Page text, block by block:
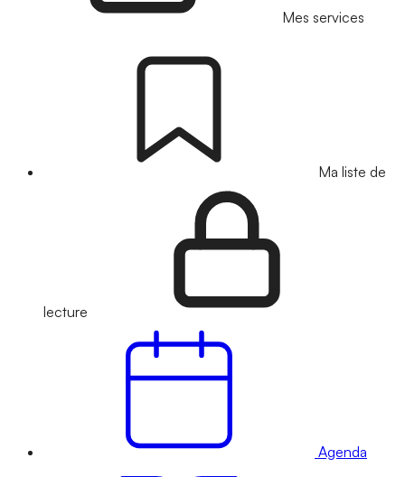
Mes services
Ma liste de
lecture
Agenda